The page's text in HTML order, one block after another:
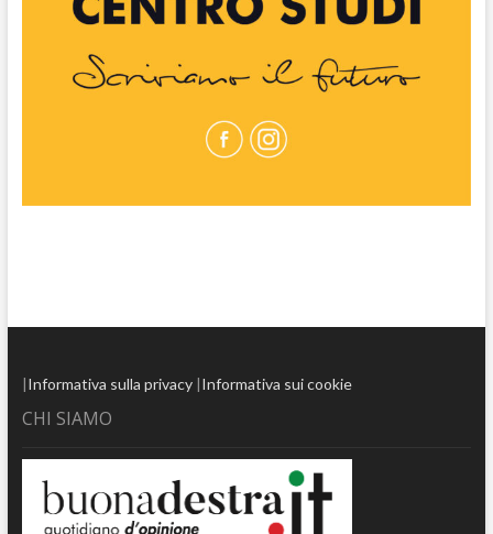
|Informativa sulla privacy|Informativa sui cookie
CHI SIAMO